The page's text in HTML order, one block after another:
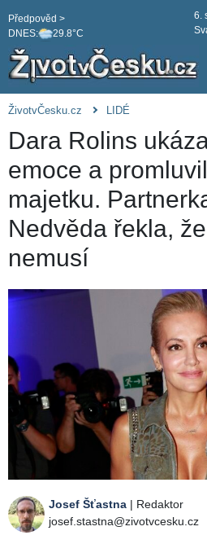
DNES: 29.8°C
Předpověd >
6.
ŽivotvČesku.cz LIDÉ
Dara Rolins
emoce a
majetku.
Nedvěda řekla,
nemusí
Josef Šťastna | Redaktor
josef.stastna@zivotvcesku.cz